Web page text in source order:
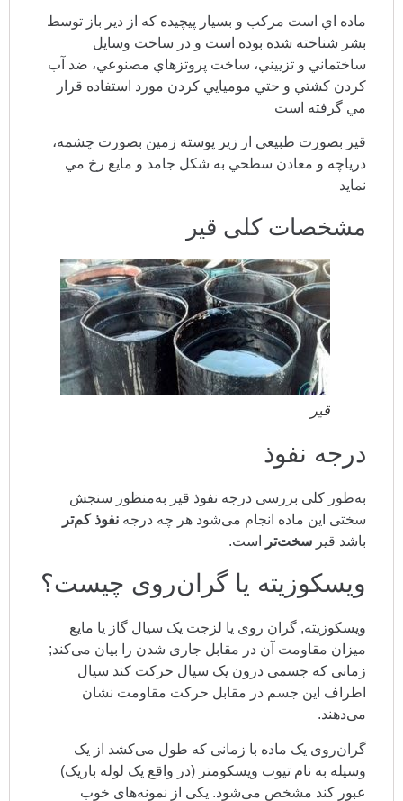
ماده اي است مركب و بسيار پيچيده كه از دير باز توسط
بشر شناخته شده بوده است و در ساخت وسايل
ساختماني و تزييني، ساخت پروتزهاي مصنوعي، ضد آب
كردن كشتي و حتي موميايي كردن مورد استفاده قرار
مي گرفته است
قير بصورت طبيعي از زير پوسته زمين بصورت چشمه،
درياچه و معادن سطحي به شكل جامد و مايع رخ مي
نمايد
مشخصات کلی قیر
قیر
درجه نفوذ
به‌طور کلی بررسی درجه نفوذ قیر به‌منظور سنجش
سختی این ماده انجام می‌شود هر چه درجه نفوذ کم‌تر
باشد قیر سخت‌تر است.
ویسکوزیته یا گران‌روی چیست؟
ویسکوزیته, گران‌ روی یا لزجت یک سیال گاز یا مایع
میزان مقاومت آن در مقابل جاری شدن را بیان می‌کند;
زمانی که جسمی درون یک سیال حرکت کند سیال
اطراف این جسم در مقابل حرکت مقاومت نشان
می‌دهند.
گران‌روی یک ماده با زمانی که طول می‌کشد از یک
وسیله به نام تیوب ویسکومتر (در واقع یک لوله باریک)
عبور کند مشخص می‌شود. یکی از نمونه‌های خوب